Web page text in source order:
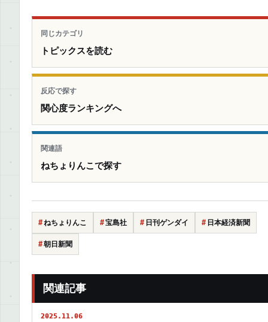
同じカテゴリ
トピックスを読む
反応で探す
関心度ランキングへ
関連語
ねちょりんこで探す
ねちょりんこ 宝島社 日刊ゲンダイ 日本経済新聞
朝日新聞
関連記事
2025.11.06